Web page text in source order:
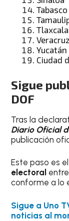
Tabasco
Tlaxcala
Veracruz
Yucatán
Ciudad
Sigue
DOF
Tras la
Diario Oficial
publicación
Este paso es
electoral
conforme a lo
Sigue a Uno
noticias al